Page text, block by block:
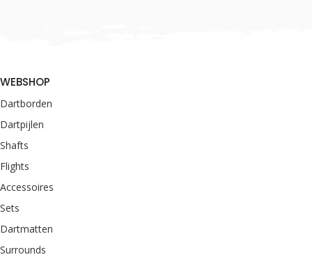
WEBSHOP
Dartborden
Dartpijlen
Shafts
Flights
Accessoires
Sets
Dartmatten
Surrounds